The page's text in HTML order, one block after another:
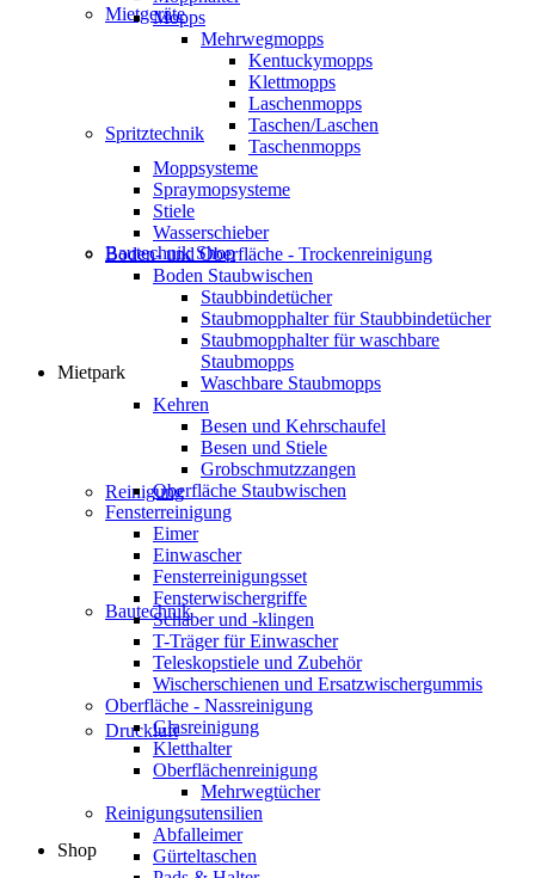
Mietgeräte
Spritztechnik
Bautechnik Shop
Mietpark
Reinigung
Bautechnik
Druckluft
Shop
Mopps
Mehrwegmopps
Kentuckymopps
Klettmopps
Laschenmopps
Taschen/Laschen
Taschenmopps
Moppsysteme
Spraymopsysteme
Stiele
Wasserschieber
Boden- und Oberfläche - Trockenreinigung
Boden Staubwischen
Staubbindetücher
Staubmopphalter für Staubbindetücher
Staubmopphalter für waschbare
Staubmopps
Waschbare Staubmopps
Kehren
Besen und Kehrschaufel
Besen und Stiele
Grobschmutzzangen
Oberfläche Staubwischen
Fensterreinigung
Eimer
Einwascher
Fensterreinigungsset
Fensterwischergriffe
Schaber und -klingen
T-Träger für Einwascher
Teleskopstiele und Zubehör
Wischerschienen und Ersatzwischergummis
Oberfläche - Nassreinigung
Glasreinigung
Kletthalter
Oberflächenreinigung
Mehrwegtücher
Reinigungsutensilien
Abfalleimer
Gürteltaschen